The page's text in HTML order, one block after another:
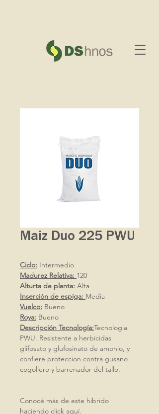
Maiz Duo 225 PWU
Ciclo: Intermedio
Madurez Relativa: 120
Alturta de planta: Alta
Inserción de espiga: Media
Vuelco: Bueno
Roya: Bueno
Descripción Tecnología:Tecnologia
PWU. Resistente a herbicidas
glifosato y glufosinato de amonio, y
confiere proteccion contra gusano
cogollero y barrenador del tallo.
Conocé más de este hibrido
haciendo click aquí.